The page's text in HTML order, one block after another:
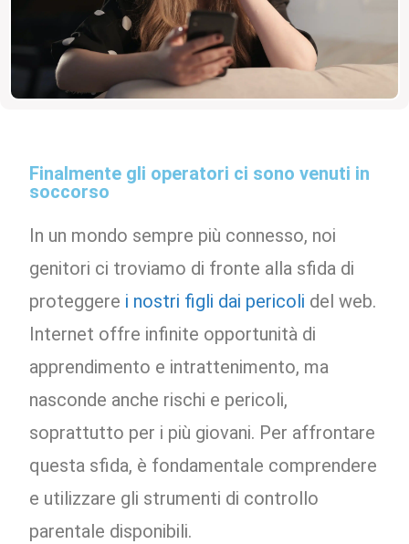
Finalmente gli operatori ci sono venuti in
soccorso
In un mondo sempre più connesso, noi
genitori ci troviamo di fronte alla sfida di
proteggere i nostri figli dai pericoli del web.
Internet offre infinite opportunità di
apprendimento e intrattenimento, ma
nasconde anche rischi e pericoli,
soprattutto per i più giovani. Per affrontare
questa sfida, è fondamentale comprendere
e utilizzare gli strumenti di controllo
parentale disponibili.